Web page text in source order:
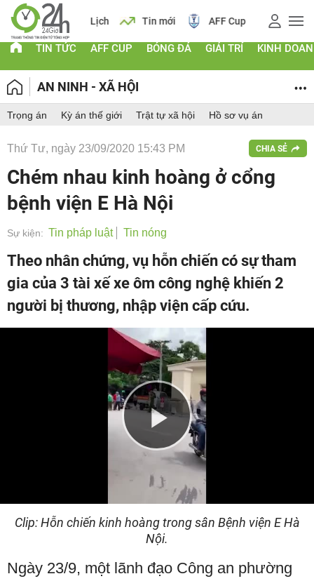
Lịch Tin mới AFF Cup Giá vàng
TIN TỨC AFF CUP BÓNG ĐÁ GIẢI TRÍ KINH
AN NINH - XÃ HỘI
Trọng án Kỳ án thế giới Trật tự xã hội Hồ sơ vụ án
Thứ Tư, ngày 23/09/2020 15:43 PM CHIA SẺ
Chém nhau kinh hoàng ở cổng
bệnh viện E Hà Nội
Sự kiện: Tin pháp luật Tin nóng
Theo nhân chứng, vụ hỗn chiến có sự tham
gia của 3 tài xế xe ôm công nghệ khiến 2
người bị thương, nhập viện cấp cứu.
Play
Video
Clip: Hỗn chiến kinh hoàng trong sân Bệnh viện E Hà
Nội.
Ngày 23/9, một lãnh đạo Công an phường